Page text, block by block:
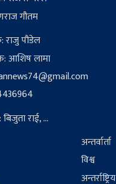
गौतम
राजु पौडेल
आशिष लामा
राई, ...
अन्तर्वार्ता
विश्व
अन्तर्राष्ट्रिय